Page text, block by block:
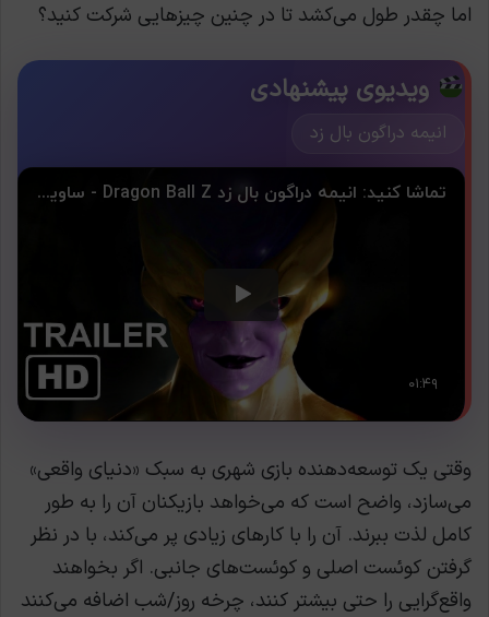
اما چقدر طول می‌کشد تا در چنین چیزهایی شرکت کنید؟
ویدیوی پیشنهادی
انیمه دراگون بال زد
وقتی یک توسعه‌دهنده بازی شهری به سبک «دنیای واقعی»
می‌سازد، واضح است که می‌خواهد بازیکنان آن را به طور
کامل لذت ببرند. آن را با کارهای زیادی پر می‌کند، با در نظر
گرفتن کوئست اصلی و کوئست‌های جانبی. اگر بخواهند
واقع‌گرایی را حتی بیشتر کنند، چرخه روز/شب اضافه می‌کنند